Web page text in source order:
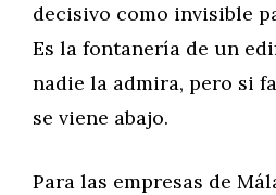
decisivo como invisible
Es la fontanería de un
nadie la admira, pero si
se viene abajo.
Para las empresas de